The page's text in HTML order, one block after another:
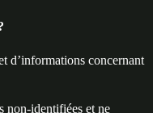
d’informations concernant
non-identifiées et ne